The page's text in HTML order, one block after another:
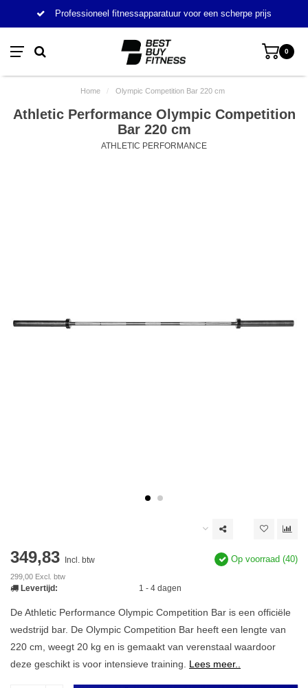
Professioneel fitnessapparatuur voor een scherpe prijs
0
Home / Olympic Competition Bar 220 cm
Athletic Performance Olympic Competition
Bar 220 cm
ATHLETIC PERFORMANCE
349,83 Incl. btw
299,00 Excl. btw
Op voorraad (40)
Levertijd: 1 - 4 dagen
De Athletic Performance Olympic Competition Bar is een officiële
wedstrijd bar. De Olympic Competition Bar heeft een lengte van
220 cm, weegt 20 kg en is gemaakt van verenstaal waardoor
deze geschikt is voor intensieve training. Lees meer..